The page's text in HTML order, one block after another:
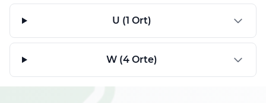
U (1 Ort)
W (4 Orte)